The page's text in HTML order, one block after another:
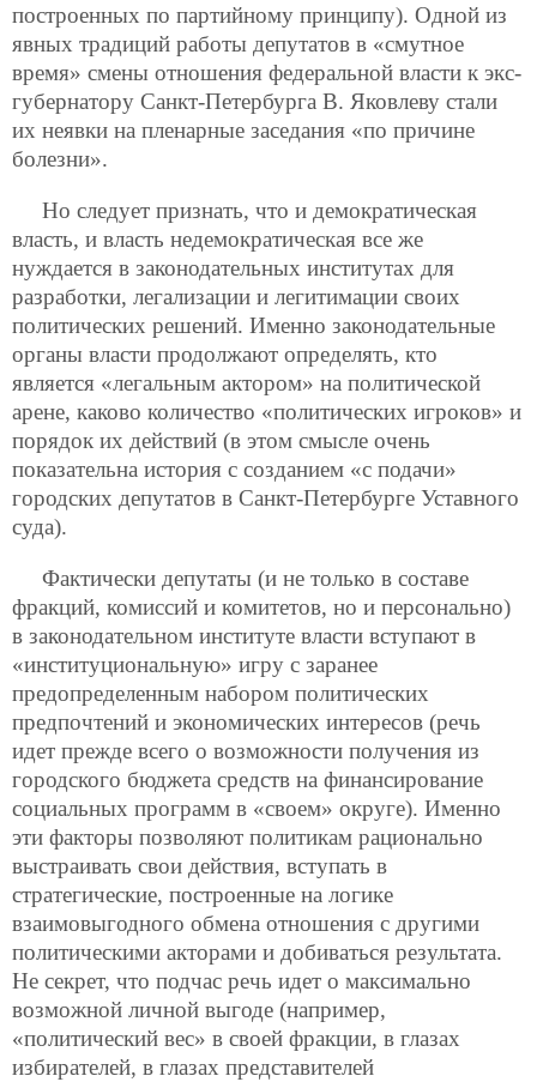
построенных по партийному принципу). Одной из
явных традиций работы депутатов в «смутное
время» смены отношения федеральной власти к экс-
губернатору Санкт-Петербурга В. Яковлеву стали
их неявки на пленарные заседания «по причине
болезни».
Но следует признать, что и демократическая
власть, и власть недемократическая все же
нуждается в законодательных институтах для
разработки, легализации и легитимации своих
политических решений. Именно законодательные
органы власти продолжают определять, кто
является «легальным актором» на политической
арене, каково количество «политических игроков» и
порядок их действий (в этом смысле очень
показательна история с созданием «с подачи»
городских депутатов в Санкт-Петербурге Уставного
суда).
Фактически депутаты (и не только в составе
фракций, комиссий и комитетов, но и персонально)
в законодательном институте власти вступают в
«институциональную» игру с заранее
предопределенным набором политических
предпочтений и экономических интересов (речь
идет прежде всего о возможности получения из
городского бюджета средств на финансирование
социальных программ в «своем» округе). Именно
эти факторы позволяют политикам рационально
выстраивать свои действия, вступать в
стратегические, построенные на логике
взаимовыгодного обмена отношения с другими
политическими акторами и добиваться результата.
Не секрет, что подчас речь идет о максимально
возможной личной выгоде (например,
«политический вес» в своей фракции, в глазах
избирателей, в глазах представителей